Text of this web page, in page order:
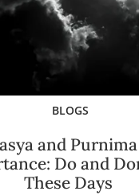
BLOGS
and
Do and
These Days